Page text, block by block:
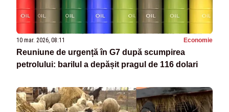
10 mar. 2026, 08:11 Economie
Reuniune de urgență în G7 după scumpirea
petrolului: barilul a depășit pragul de 116 dolari